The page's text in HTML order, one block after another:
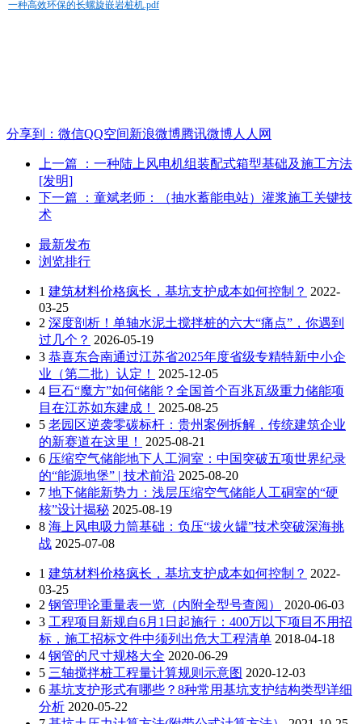
一种高效环保的长螺旋嵌岩桩机.pdf
分享到： 微信QQ空间新浪微博腾讯微博人人网
上一篇
：一种陆上风电机组装配式箱型基础及施工方法
[发明]
下一篇
：童斌老师：（抽水蓄能电站）灌浆施工关键技
术
最新发布
浏览排行
1 建筑材料价格疯长，基坑支护成本如何控制？ 2022-
03-25
2 深度剖析！单轴水泥土搅拌桩的六大“痛点”，你遇到
过几个？ 2026-05-19
3 恭喜东合南通过江苏省2025年度省级专精特新中小企
业（第二批）认定！
2025-12-05
4 巨石“魔方”如何储能？全国首个百兆瓦级重力储能项
目在江苏如东建成！
2025-08-25
5 老园区逆袭零碳标杆：贵州案例拆解，传统建筑企业
的新赛道在这里！
2025-08-21
6 压缩空气储能地下人工洞室：中国突破五项世界纪录
的“能源地堡” | 技术前沿 2025-08-20
7 地下储能新势力：浅层压缩空气储能人工硐室的“硬
核”设计揭秘 2025-08-19
8 海上风电吸力筒基础：负压“拔火罐”技术突破深海挑
战 2025-07-08
1 建筑材料价格疯长，基坑支护成本如何控制？ 2022-
03-25
2 钢管理论重量表一览（内附全型号查阅）
2020-06-03
3 工程项目新规自6月1日起施行：400万以下项目不用招
标，施工招标文件中须列出危大工程清单 2018-04-18
4 钢管的尺寸规格大全 2020-06-29
5 三轴搅拌桩工程量计算规则示意图 2020-12-03
6 基坑支护形式有哪些？8种常用基坑支护结构类型详细
分析 2020-05-22